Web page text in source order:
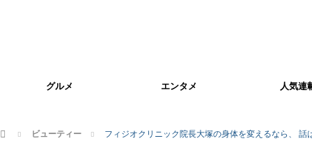
グルメ エンタメ 人気連
ホーム ビューティー フィジオクリニック院長大塚の身体を変えるなら、